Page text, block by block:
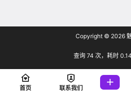
Copyright © 2026
查询 74 次，耗时
首页 联系我们